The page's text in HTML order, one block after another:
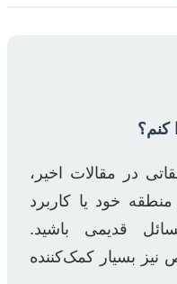
کنم؟
در مقالات اخیر،
خود یا کاربرد
قدیمی باشید.
بسیار کمک‌کننده